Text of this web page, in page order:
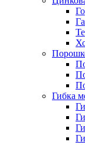
Гибка